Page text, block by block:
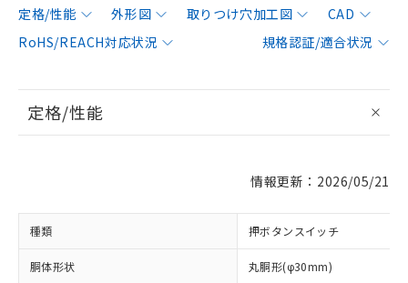
定格/性能 外形図 取りつけ穴加工図
CAD
RoHS/REACH対応状況
規格認証/適合状況
定格/性能
情報更新：2026/05/21
種類 押ボタンスイッチ
胴体形状 丸胴形(φ30mm)